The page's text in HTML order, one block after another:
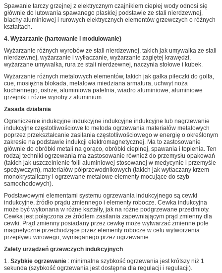
Spawanie tarczy grzejnej z elektrycznym czajnikiem ciepłej wody odnosi się
głównie do lutowania spawanego płaskiej podstawie ze stali nierdzewnej,
blachy aluminiowej i rurowych elektrycznych elementów grzewczych o różnych
kształtach.
4. Wyżarzanie (hartowanie i modulowanie)
Wyżarzanie różnych wyrobów ze stali nierdzewnej, takich jak umywalka ze stali
nierdzewnej, wyżarzanie i wytłaczanie, wyżarzanie zagiętej krawędzi,
wyżarzane umywalka, rura ze stali nierdzewnej, naczynia stołowe i kubek.
Wyżarzanie różnych metalowych elementów, takich jak gałka piłeczki do golfa,
cue, mosiężna blokada, metalowa miedziana armatura, uchwyt noża
kuchennego, ostrze, aluminiowa patelnia, wiadro aluminiowe, aluminiowe
grzejniki i różne wyroby z aluminium.
Zasada działania
Ograniczenie indukcyjne indukcyjne indukcyjne indukcyjne lub nagrzewanie
indukcyjne częstotliwościowe to metoda ogrzewania materiałów metalowych
poprzez przekształcanie zasilania częstotliwościowego w energię o określonym
zakresie na podstawie indukcji elektromagnetycznej. Ma to zastosowanie
głównie do obróbki metali na gorąco, obróbki cieplnej, spawania i topienia. Ten
rodzaj techniki ogrzewania ma zastosowanie również do przemysłu opakowań
(takich jak uszczelnienie folii aluminiowej stosowanej w medycynie i przemyśle
spożywczym), materiałów półprzewodnikowych (takich jak wytłaczany krzem
monokrystaliczny i ogrzewane metalowe elementy mocujące do szyb
samochodowych).
Podstawowymi elementami systemu ogrzewania indukcyjnego są cewki
indukcyjne, źródło prądu zmiennego i elementy robocze. Cewka indukcyjna
może być wykonana w różne kształty, jak na różne podgrzewane przedmioty.
Cewka jest połączona ze źródłem zasilania zapewniającym prąd zmienny dla
cewki. Prąd zmienny posiadany przez cewkę może wytwarzać zmienne pole
magnetyczne przechodzące przez elementy robocze w celu wytworzenia
przepływu wirowego, wymaganego przez ogrzewanie.
Zalety urządzeń grzewczych indukcyjnych
1. Szybkie ogrzewanie : minimalna szybkość ogrzewania jest krótszy niż 1
sekunda (szybkość ogrzewania jest dostępna dla regulacji i regulacji).